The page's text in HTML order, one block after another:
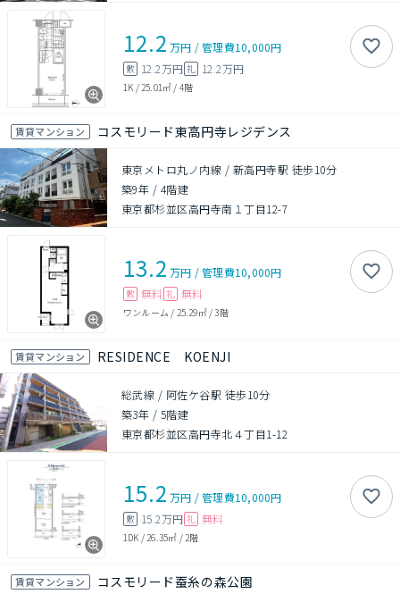
12.2 万円 /管理費10,000円
敷 12.2万円 礼 12.2万円
1K / 25.01㎡ / 4階
賃貸マンション コスモリード東高円寺レジデンス
東京メトロ丸ノ内線 / 新高円寺駅 徒歩10分
築9年 / 4階建
東京都杉並区高円寺南１丁目12-7
13.2 万円 /管理費10,000円
敷 無料 礼 無料
ワンルーム / 25.29㎡/3階
賃貸マンション RESIDENCE KOENJI
総武線 / 阿佐ケ谷駅 徒歩10分
築3年 / 5階建
東京都杉並区高円寺北４丁目1-12
15.2 万円 /管理費10,000円
敷 15.2万円 礼 無料
1DK / 26.35㎡ / 2階
賃貸マンション コスモリード蚕糸の森公園